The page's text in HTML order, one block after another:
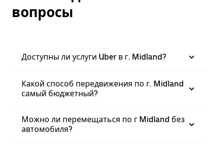
вопросы
Доступны ли услуги Uber в г. Midland?
Какой способ передвижения по г. Midland
самый бюджетный?
Можно ли перемещаться по г Midland без
автомобиля?